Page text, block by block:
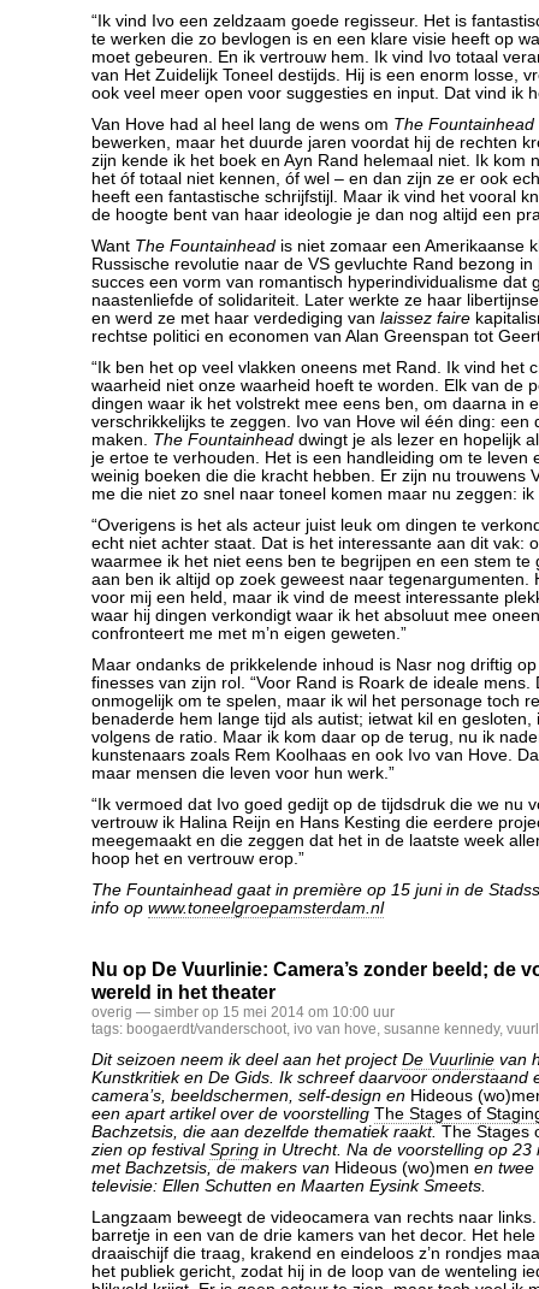
“Ik vind Ivo een zeldzaam goede regisseur. Het is
te werken die zo bevlogen is en een klare visie heeft op
moet gebeuren. En ik vertrouw hem. Ik vind Ivo totaal
van Het Zuidelijk Toneel destijds. Hij is een enorm losse,
ook veel meer open voor suggesties en input. Dat vind ik
Van Hove had al heel lang de wens om The Fountainhead
bewerken, maar het duurde jaren voordat hij de rechten
zijn kende ik het boek en Ayn Rand helemaal niet. Ik kom
het óf totaal niet kennen, óf wel – en dan zijn ze er ook
heeft een fantastische schrijfstijl. Maar ik vind het vooral
de hoogte bent van haar ideologie je dan nog altijd een
Want The Fountainhead is niet zomaar een Amerikaanse
Russische revolutie naar de VS gevluchte Rand bezong
succes een vorm van romantisch hyperindividualisme dat
naastenliefde of solidariteit. Later werkte ze haar
en werd ze met haar verdediging van laissez faire
rechtse politici en economen van Alan Greenspan tot
“Ik ben het op veel vlakken oneens met Rand. Ik vind het
waarheid niet onze waarheid hoeft te worden. Elk van de
dingen waar ik het volstrekt mee eens ben, om daarna in
verschrikkelijks te zeggen. Ivo van Hove wil één ding: een
maken. The Fountainhead dwingt je als lezer en hopelijk
je ertoe te verhouden. Het is een handleiding om te leven
weinig boeken die die kracht hebben. Er zijn nu trouwens
me die niet zo snel naar toneel komen maar nu zeggen: ik
“Overigens is het als acteur juist leuk om dingen te
echt niet achter staat. Dat is het interessante aan dit vak:
waarmee ik het niet eens ben te begrijpen en een stem te
aan ben ik altijd op zoek geweest naar tegenargumenten.
voor mij een held, maar ik vind de meest interessante
waar hij dingen verkondigt waar ik het absoluut mee
confronteert me met m’n eigen geweten.”
Maar ondanks de prikkelende inhoud is Nasr nog driftig
finesses van zijn rol. “Voor Rand is Roark de ideale mens.
onmogelijk om te spelen, maar ik wil het personage toch
benaderde hem lange tijd als autist; ietwat kil en gesloten,
volgens de ratio. Maar ik kom daar op de terug, nu ik
kunstenaars zoals Rem Koolhaas en ook Ivo van Hove.
maar mensen die leven voor hun werk.”
“Ik vermoed dat Ivo goed gedijt op de tijdsdruk die we nu
vertrouw ik Halina Reijn en Hans Kesting die eerdere
meegemaakt en die zeggen dat het in de laatste week
hoop het en vertrouw erop.”
The Fountainhead gaat in première op 15 juni in de
info op www.toneelgroepamsterdam.nl
Nu op De Vuurlinie: Camera’s zonder beeld; de
wereld in het theater
overig — simber op 15 mei 2014 om 10:00 uur
tags: boogaerdt/vanderschoot, ivo van hove, susanne kennedy,
Dit seizoen neem ik deel aan het project De Vuurlinie van
Kunstkritiek en De Gids. Ik schreef daarvoor onderstaand
camera’s, beeldschermen, self-design en Hideous
een apart artikel over de voorstelling The Stages of
Bachzetsis, die aan dezelfde thematiek raakt. The Stages
zien op festival Spring in Utrecht. Na de voorstelling op
met Bachzetsis, de makers van Hideous (wo)men en twee
televisie: Ellen Schutten en Maarten Eysink Smeets.
Langzaam beweegt de videocamera van rechts naar
barretje in een van de drie kamers van het decor. Het
draaischijf die traag, krakend en eindeloos z’n rondjes
het publiek gericht, zodat hij in de loop van de wenteling